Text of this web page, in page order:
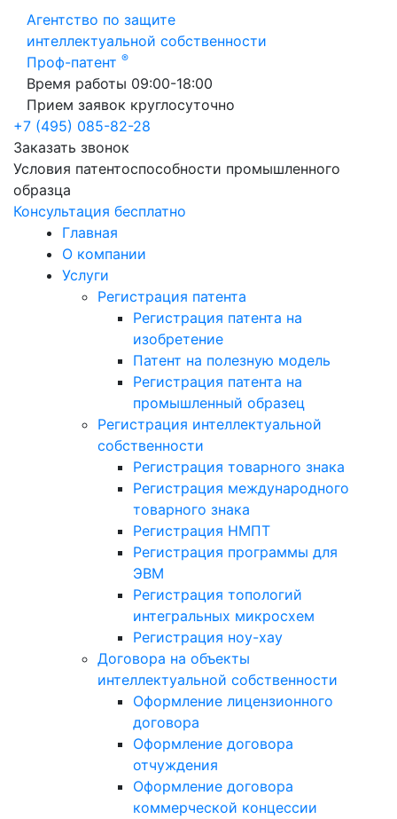
Агентство по защите
интеллектуальной собственности
Проф-патент ®
Время работы 09:00-18:00
Прием заявок круглосуточно
+7 (495) 085-82-28
Заказать звонок
Условия патентоспособности промышленного
образца
Консультация бесплатно
Главная
О компании
Услуги
Регистрация патента
Регистрация патента на
изобретение
Патент на полезную модель
Регистрация патента на
промышленный образец
Регистрация интеллектуальной
собственности
Регистрация товарного знака
Регистрация международного
товарного знака
Регистрация НМПТ
Регистрация программы для
ЭВМ
Регистрация топологий
интегральных микросхем
Регистрация ноу-хау
Договора на объекты
интеллектуальной собственности
Оформление лицензионного
договора
Оформление договора
отчуждения
Оформление договора
коммерческой концессии